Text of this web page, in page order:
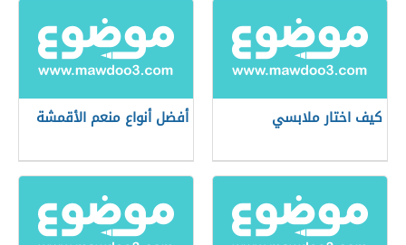
كيف اختار ملابسي أفضل أنواع منعم الأقمشة